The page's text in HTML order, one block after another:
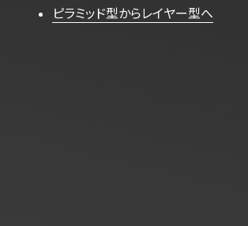
ピラミッド型からレイヤー型へ